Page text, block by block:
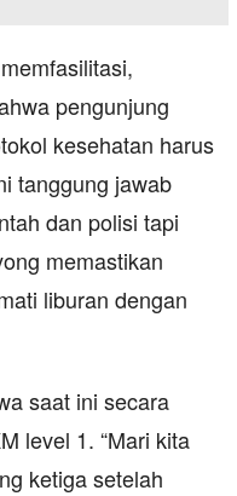
pengunjung
kesehatan harus
tanggung jawab
dan polisi tapi
memastikan
liburan dengan
saat ini secara
level 1. “Mari kita
ketiga setelah